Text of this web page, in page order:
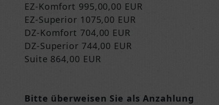
EZ-Komfort 995,00,00 EUR
EZ-Superior 1075,00 EUR
DZ-Komfort 704,00 EUR
DZ-Superior 744,00 EUR
Suite 864,00 EUR
Bitte überweisen Sie als Anzahlung